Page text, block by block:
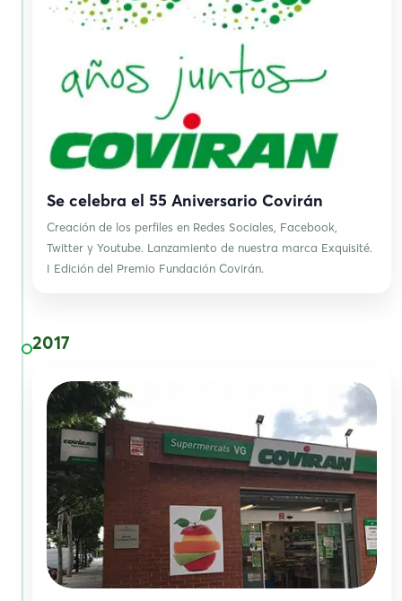
Se celebra el 55 Aniversario Covirán
Creación de los perfiles en Redes Sociales, Facebook,
Twitter y Youtube. Lanzamiento de nuestra marca Exquisité.
I Edición del Premio Fundación Covirán.
2017